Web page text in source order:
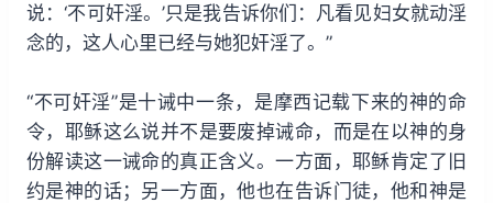
说：‘不可奸淫。’只是我告诉你们：凡看见妇女就动淫
念的，这人心里已经与她犯奸淫了。”
“不可奸淫”是十诫中一条，是摩西记载下来的神的命
令，耶稣这么说并不是要废掉诫命，而是在以神的身
份解读这一诫命的真正含义。一方面，耶稣肯定了旧
约是神的话；另一方面，他也在告诉门徒，他和神是